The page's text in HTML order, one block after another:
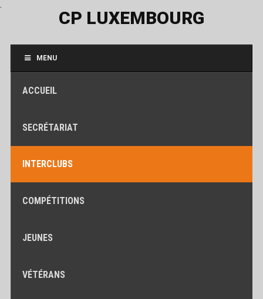
.
CP LUXEMBOURG
MENU
ACCUEIL
SECRÉTARIAT
INTERCLUBS
COMPÉTITIONS
JEUNES
VÉTÉRANS